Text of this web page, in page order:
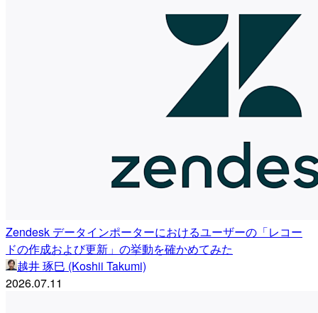
Zendesk データインポーターにおけるユーザーの「レコー
ドの作成および更新」の挙動を確かめてみた
越井 琢巳 (Koshii Takumi)
2026.07.11